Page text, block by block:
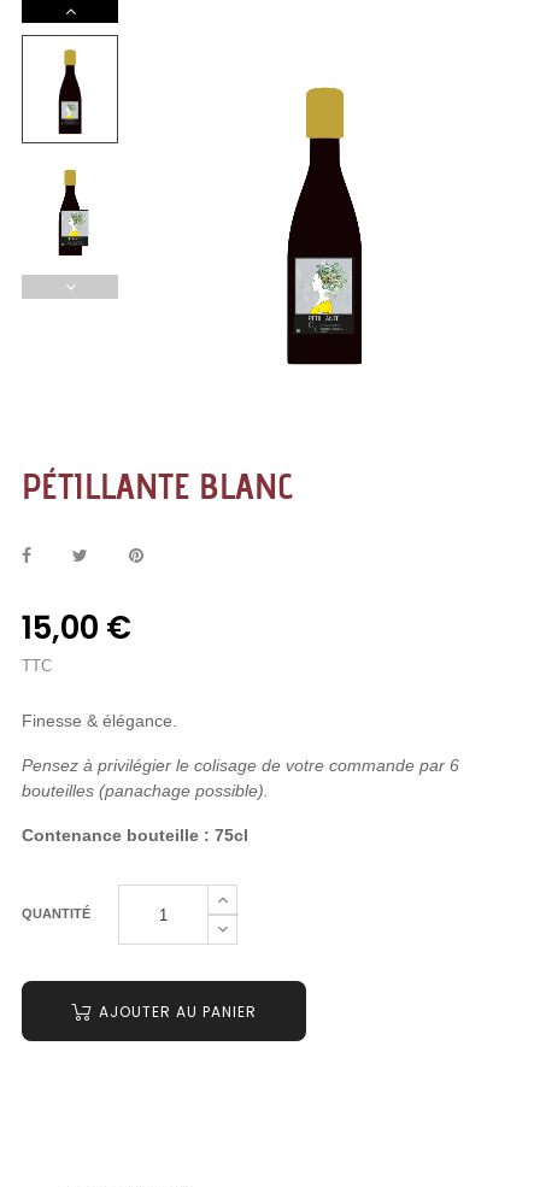
PÉTILLANTE BLANC
15,00 €
TTC
Finesse & élégance.
Pensez à privilégier le colisage de votre commande par 6
bouteilles (panachage possible).
Contenance bouteille : 75cl
QUANTITÉ
AJOUTER AU PANIER